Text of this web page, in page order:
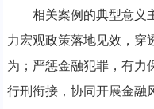
相关案例的典型意义主
力宏观政策落地见效，穿
为；严惩金融犯罪，有力
行刑衔接，协同开展金融